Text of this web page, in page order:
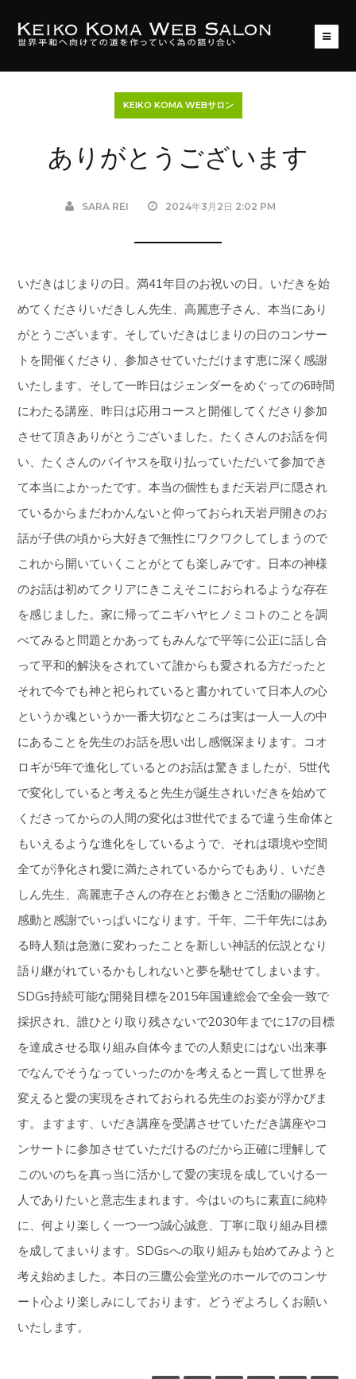
KEIKO KOMA WEBサロン
ありがとうございます
SARA REI 2024年3月2日 2:02 PM
いだきはじまりの日。満41年目のお祝いの日。いだきを始
めてくださりいだきしん先生、高麗恵子さん、本当にあり
がとうございます。そしていだきはじまりの日のコンサー
トを開催くださり、参加させていただけます恵に深く感謝
いたします。そして一昨日はジェンダーをめぐっての6時間
にわたる講座、昨日は応用コースと開催してくださり参加
させて頂きありがとうございました。たくさんのお話を伺
い、たくさんのバイヤスを取り払っていただいて参加でき
て本当によかったです。本当の個性もまだ天岩戸に隠され
ているからまだわかんないと仰っておられ天岩戸開きのお
話が子供の頃から大好きで無性にワクワクしてしまうので
これから開いていくことがとても楽しみです。日本の神様
のお話は初めてクリアにきこえそこにおられるような存在
を感じました。家に帰ってニギハヤヒノミコトのことを調
べてみると問題とかあってもみんなで平等に公正に話し合
って平和的解決をされていて誰からも愛される方だったと
それで今でも神と祀られていると書かれていて日本人の心
というか魂というか一番大切なところは実は一人一人の中
にあることを先生のお話を思い出し感慨深まります。コオ
ロギが5年で進化しているとのお話は驚きましたが、5世代
で変化していると考えると先生が誕生されいだきを始めて
くださってからの人間の変化は3世代でまるで違う生命体と
もいえるような進化をしているようで、それは環境や空間
全てが浄化され愛に満たされているからでもあり、いだき
しん先生、高麗恵子さんの存在とお働きとご活動の賜物と
感動と感謝でいっぱいになります。千年、二千年先にはあ
る時人類は急激に変わったことを新しい神話的伝説となり
語り継がれているかもしれないと夢を馳せてしまいます。
SDGs持続可能な開発目標を2015年国連総会で全会一致で
採択され、誰ひとり取り残さないで2030年までに17の目標
を達成させる取り組み自体今までの人類史にはない出来事
でなんでそうなっていったのかを考えると一貫して世界を
変えると愛の実現をされておられる先生のお姿が浮かびま
す。ますます、いだき講座を受講させていただき講座やコ
ンサートに参加させていただけるのだから正確に理解して
このいのちを真っ当に活かして愛の実現を成していける一
人でありたいと意志生まれます。今はいのちに素直に純粋
に、何より楽しく一つ一つ誠心誠意、丁寧に取り組み目標
を成してまいります。SDGsへの取り組みも始めてみようと
考え始めました。本日の三鷹公会堂光のホールでのコンサ
ート心より楽しみにしております。どうぞよろしくお願い
いたします。